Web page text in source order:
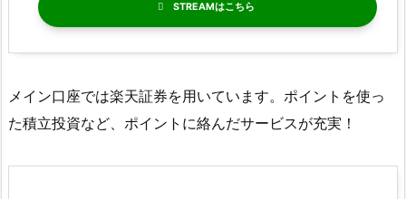
STREAM
メイン口座では楽天証券を用いています。ポイントを使っ
た積立投資など、ポイントに絡んだサービスが充実！